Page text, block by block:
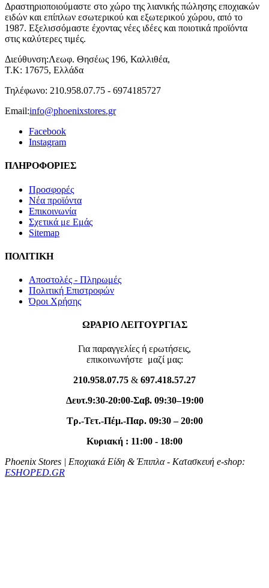
Δραστηριοποιούμαστε στο χώρο της λιανικής πώλησης εποχιακών
ειδών και επίπλων εσωτερικού και εξωτερικού χώρου, από το
1987. Εξελισσόμαστε έχοντας νέες ιδέες και ποιοτικά προϊόντα
στις καλύτερες τιμές.
Διεύθυνση:Λεωφ. Θησέως 196, Καλλιθέα,
Τ.Κ: 17675, Ελλάδα
Τηλέφωνο: 210.958.07.75 - 6974185727
Email:info@phoenixstores.gr
Facebook
Instagram
ΠΛΗΡΟΦΟΡΙΕΣ
Προσφορές
Νέα προϊόντα
Επικοινωνία
Σχετικά με Εμάς
Sitemap
ΠΟΛΙΤΙΚΗ
Aποστολές - Πληρωμές
Πολιτική Επιστροφών
Όροι Xρήσης
ΩΡΑΡΙΟ ΛΕΙΤΟΥΡΓΙΑΣ
Για παραγγελίες ή ερωτήσεις,
επικοινωνήστε μαζί μας:
210.958.07.75 & 697.418.57.27
Δευτ.9:30-20:00-Σαβ. 09:30–19:00
Tρ.-Τετ.-Πέμ.-Παρ. 09:30 – 20:00
Κυριακή : 11:00 - 18:00
Phoenix Stores | Εποχιακά Είδη & Έπιπλα- Κατασκευή e-shop:
ESHOPED.GR